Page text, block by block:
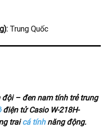
Trung Quốc
– đen nam tính trẻ trung
điện tử Casio W-218H-
traicá tínhnăng động.